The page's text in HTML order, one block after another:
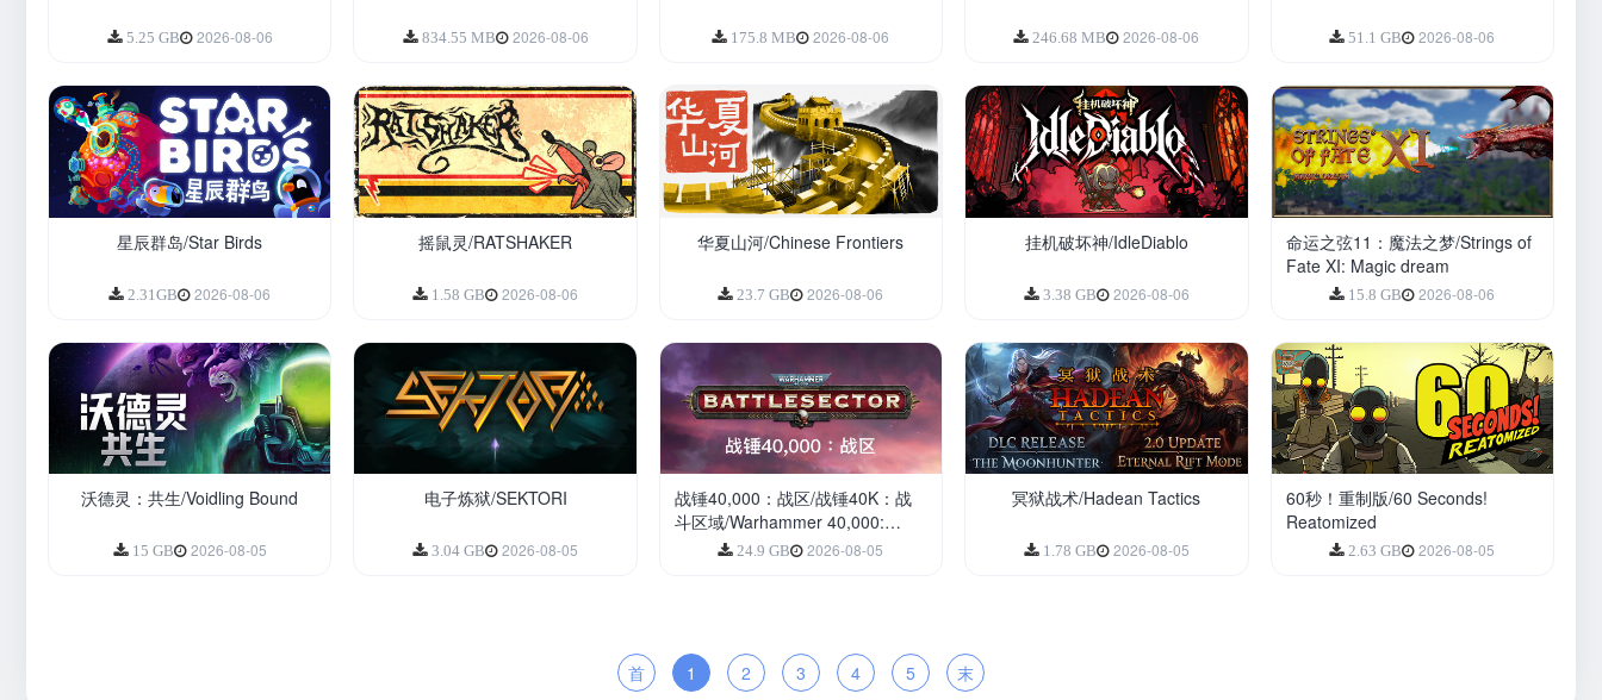
5.25 GB 2026-08-06 834.55 MB 2026-08-06 175.8 MB 2026-08-06 246.68 MB 2026-08-06 51.1 GB 2026-08-06
星辰群岛/Star Birds
2.31GB 2026-08-06
摇鼠灵/RATSHAKER
1.58 GB 2026-08-06
华夏山河/Chinese Frontiers
23.7 GB 2026-08-06
挂机破坏神/IdleDiablo
3.38 GB 2026-08-06
命运之弦11：魔法之梦/Strings of
Fate XI: Magic dream
15.8 GB 2026-08-06
沃德灵：共生/Voidling Bound
15 GB 2026-08-05
电子炼狱/SEKTORI
3.04 GB 2026-08-05
战锤40,000：战区/战锤40K：战
斗区域/Warhammer 40,000:
Battlesector24.9 GB 2026-08-05
冥狱战术/Hadean Tactics
1.78 GB 2026-08-05
60秒！重制版/60 Seconds!
Reatomized
2.63 GB 2026-08-05
首 1 2 3 4 5 末